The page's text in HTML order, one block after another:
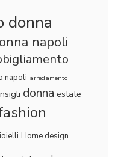
donna
napoli
napoli arredamento
donna estate
Home design